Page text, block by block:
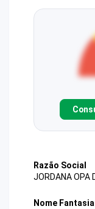
Razão Social
JORDANA OPA
Nome Fantasia